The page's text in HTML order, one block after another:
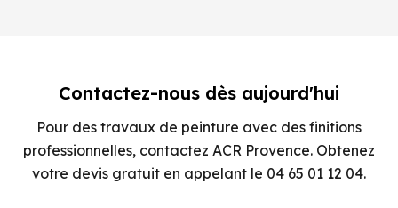
Contactez-nous dès aujourd'hui
Pour des travaux de peinture avec des finitions
professionnelles, contactez ACR Provence. Obtenez
votre devis gratuit en appelant le 04 65 01 12 04.